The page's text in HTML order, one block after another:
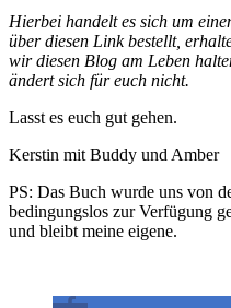
Hierbei handelt es sich um
über diesen Link bestellt,
wir diesen Blog am Leben
ändert sich für euch nicht.
Lasst es euch gut gehen.
Kerstin mit Buddy und Amber
PS: Das Buch wurde uns von
bedingungslos zur Verfügung
und bleibt meine eigene.